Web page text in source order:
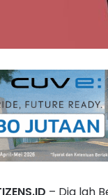
– Dia lah